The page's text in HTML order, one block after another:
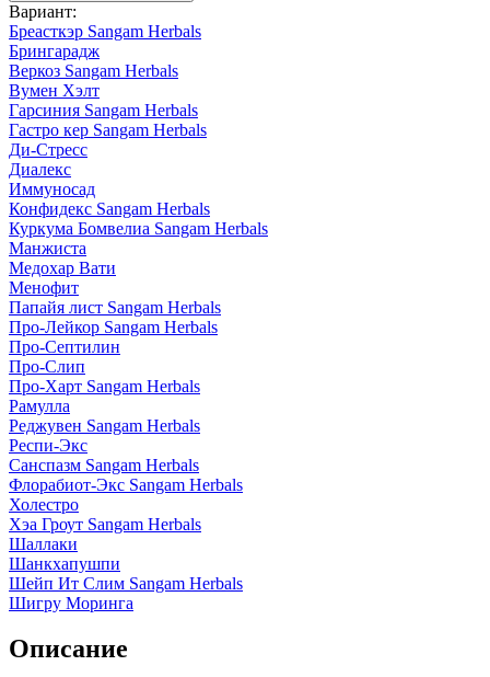
Вариант:
Бреасткэр Sangam Herbals
Брингарадж
Веркоз Sangam Herbals
Вумен Хэлт
Гарсиния Sangam Herbals
Гастро кер Sangam Herbals
Ди-Стресс
Диалекс
Иммуносад
Конфидекс Sangam Herbals
Куркума Бомвелиа Sangam Herbals
Манжиста
Медохар Вати
Менофит
Папайя лист Sangam Herbals
Про-Лейкор Sangam Herbals
Про-Септилин
Про-Слип
Про-Харт Sangam Herbals
Рамулла
Реджувен Sangam Herbals
Респи-Экс
Санспазм Sangam Herbals
Флорабиот-Экс Sangam Herbals
Холестро
Хэа Гроут Sangam Herbals
Шаллаки
Шанкхапушпи
Шейп Ит Слим Sangam Herbals
Шигру Моринга
Описание